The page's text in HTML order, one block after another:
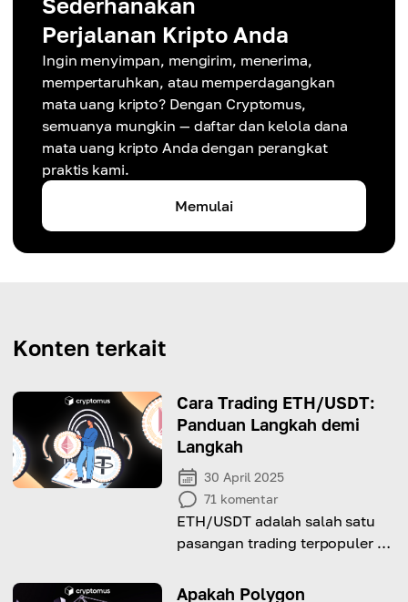
Perjalanan Kripto Anda
Ingin menyimpan, mengirim, menerima,
mempertaruhkan, atau memperdagangkan
mata uang kripto? Dengan Cryptomus,
semuanya mungkin — daftar dan kelola dana
mata uang kripto Anda dengan perangkat
praktis kami.
Memulai
Konten terkait
Cara Trading ETH/USDT:
Panduan Langkah demi
Langkah
30 April 2025
71 komentar
ETH/USDT adalah salah satu
pasangan trading terpopuler di
Namun, apakah ini cocok untuk
Apakah Polygon